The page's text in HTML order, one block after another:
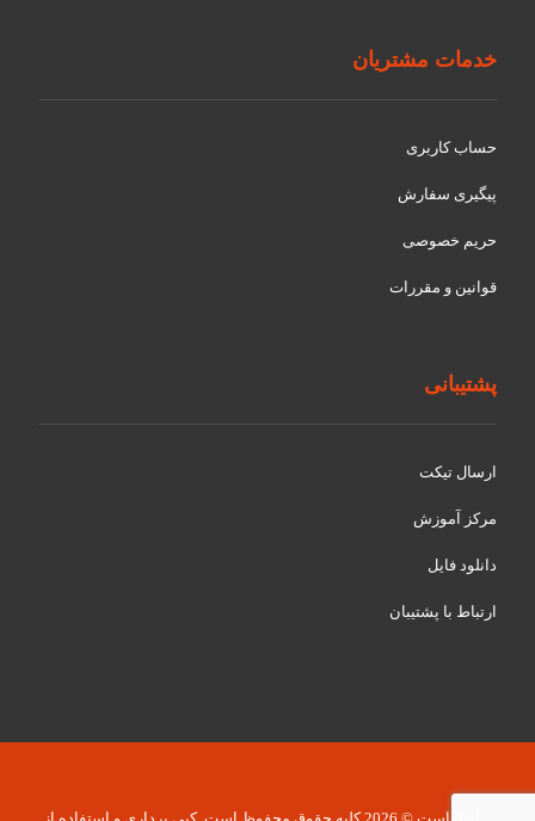
خدمات مشتریان
حساب کاربری
پیگیری سفارش
حریم خصوصی
قوانین و مقررات
پشتیبانی
ارسال تیکت
مرکز آموزش
دانلود فایل
ارتباط با پشتیبان